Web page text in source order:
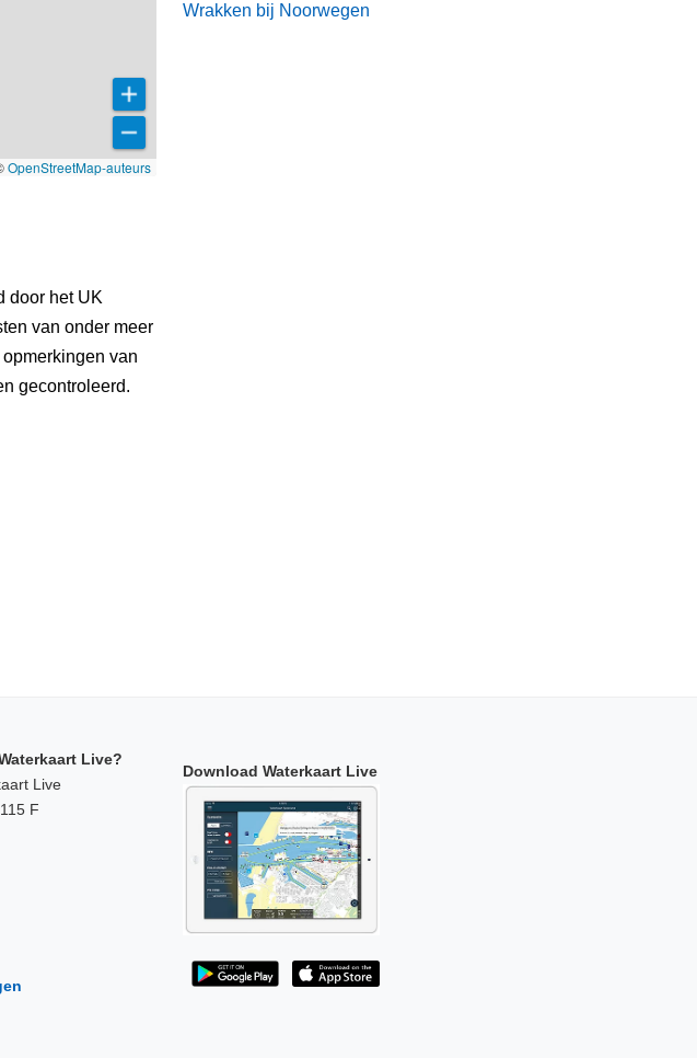
OpenStreetMap-auteurs
door het UK
van onder meer
van
gecontroleerd.
Wrakken bij Noorwegen
Live?
Live
F
Download Waterkaart Live